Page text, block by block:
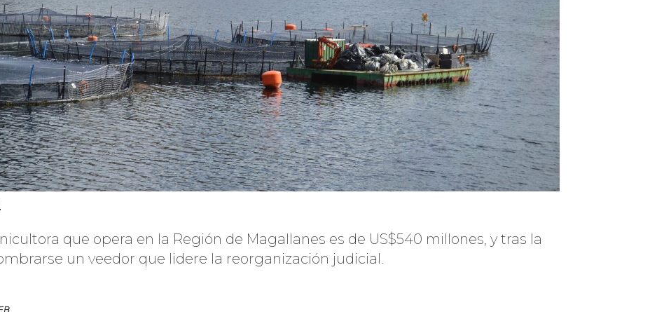
que opera en la Región de Magallanes es de US$540 millones, y tras la
un veedor que lidere la reorganización judicial.